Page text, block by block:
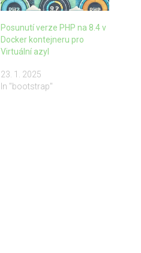
Posunutí verze PHP na 8.4 v
Docker kontejneru pro
Virtuální azyl
23. 1. 2025
In "bootstrap"